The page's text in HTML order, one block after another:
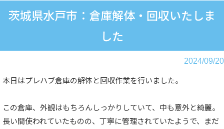
茨城県水戸市：倉庫解体・回収いたしま
した
2024/09/20
本日はプレハブ倉庫の解体と回収作業を行いました。
この倉庫、外観はもちろんしっかりしていて、中も意外と綺麗。
長い間使われていたものの、丁寧に管理されていたようで、まだ